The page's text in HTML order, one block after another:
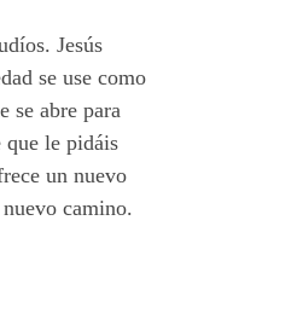
Jesús
se use como
se abre para
que le pidáis
un nuevo
camino.